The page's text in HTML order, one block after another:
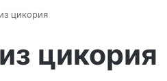
цикория
цикория
Хрустящая
корочка